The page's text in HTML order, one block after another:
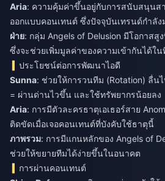
Aria: ความคุ้มค่าขึ้นอยู่กับการสนับสนุนส
ออกแบบคอนเทนต์ ซึ่งปัจจุบันเทรนด์กำลัง
ฝ่าย: กลุ่ม Angels of Delusion มีโอกาสสู
ซึ่งจะช่วยเพิ่มมูลค่าของความเข้ากันได้ใน
ประโยชน์ต่อการพัฒนาไอดี
Sunna: ช่วยให้การวนทีม (Rotation) ลื่น
= ผ่านด่านไวขึ้น และใช้ทรัพยากรน้อยลง
Aria: การมีตัวละครธาตุเอเธอร์สาย
ติดขัดเมื่อเจอคอนเทนต์ที่บังคับใช้ธาตุนี้
ภาพรวม: การมีแกนหลักของ Angels of
ช่วยให้ขยายทีมได้ง่ายขึ้นในอนาคต
การผ่านคอนเทนต์